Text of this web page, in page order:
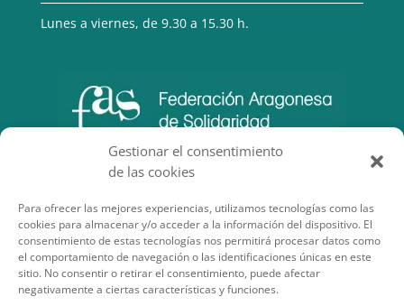
Gestionar el consentimiento
de las cookies
Para ofrecer las mejores experiencias, utilizamos tecnologías como las
cookies para almacenar y/o acceder a la información del dispositivo. El
consentimiento de estas tecnologías nos permitirá procesar datos como
el comportamiento de navegación o las identificaciones únicas en este
sitio. No consentir o retirar el consentimiento, puede afectar
negativamente a ciertas características y funciones.
Lunes a viernes, de 9.30 a 15.30 h.
SECCIONES DE INTERÉS